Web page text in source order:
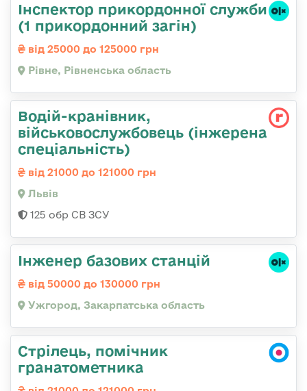
Інспектор прикордонної служби
(1 прикордонний загін)
від 25000 до 125000 грн
Рівне, Рівненська область
Водій-кранівник,
військовослужбовець (інжерена
спеціальність)
від 21000 до 121000 грн
Львів
125 обр СВ ЗСУ
Інженер базових станцій
від 50000 до 130000 грн
Ужгород, Закарпатська область
Стрілець, помічник
гранатометника